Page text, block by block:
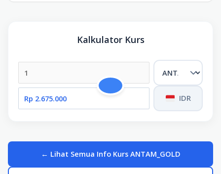
Kalkulator Kurs
IDR
← Lihat Semua Info Kurs ANTAM_GOLD